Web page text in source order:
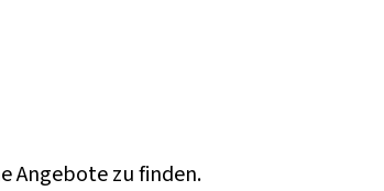
Angebote zu finden.